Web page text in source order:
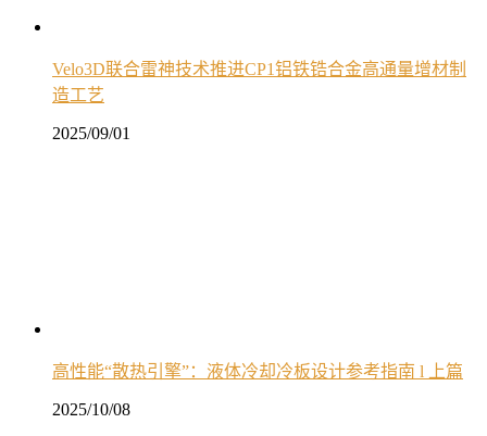
Velo3D联合雷神技术推进CP1铝铁锆合金高通量增材制
造工艺
2025/09/01
高性能“散热引擎”：液体冷却冷板设计参考指南 l 上篇
2025/10/08